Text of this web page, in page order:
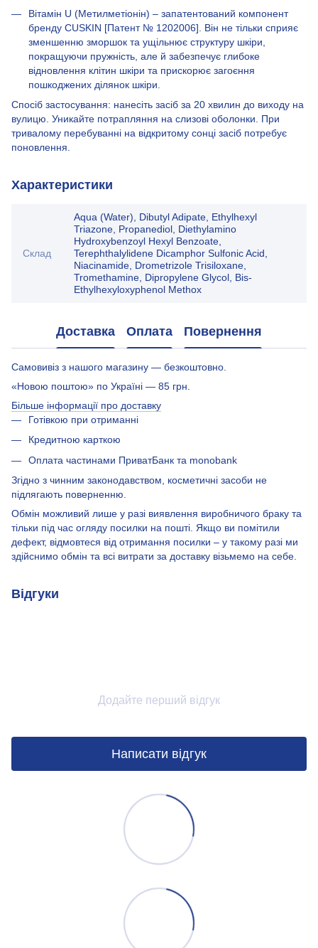
Вітамін U (Метилметіонін) – запатентований компонент
бренду CUSKIN [Патент № 1202006]. Він не тільки сприяє
зменшенню зморшок та ущільнює структуру шкіри,
покращуючи пружність, але й забезпечує глибоке
відновлення клітин шкіри та прискорює загоєння
пошкоджених ділянок шкіри.
Спосіб застосування: нанесіть засіб за 20 хвилин до виходу на
вулицю. Уникайте потрапляння на слизові оболонки. При
тривалому перебуванні на відкритому сонці засіб потребує
поновлення.
Характеристики
Склад
Aqua (Water), Dibutyl Adipate, Ethylhexyl
Triazone, Propanediol, Diethylamino
Hydroxybenzoyl Hexyl Benzoate,
Terephthalylidene Dicamphor Sulfonic Acid,
Niacinamide, Drometrizole Trisiloxane,
Tromethamine, Dipropylene Glycol, Bis-
Ethylhexyloxyphenol Methox
Доставка Оплата Повернення
Самовивіз з нашого магазину — безкоштовно.
«Новою поштою» по Україні — 85 грн.
Більше інформації про доставку
Готівкою при отриманні
Кредитною карткою
Оплата частинами ПриватБанк та monobank
Згідно з чинним законодавством, косметичні засоби не
підлягають поверненню.
Обмін можливий лише у разі виявлення виробничого браку та
тільки під час огляду посилки на пошті. Якщо ви помітили
дефект, відмовтеся від отримання посилки – у такому разі ми
здійснимо обмін та всі витрати за доставку візьмемо на себе.
Відгуки
Додайте перший відгук
Написати відгук